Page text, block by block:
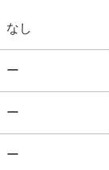
なし
ー
ー
ー